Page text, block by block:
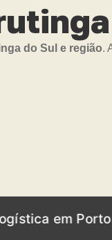
do Sul e região.
Porto Alegre,